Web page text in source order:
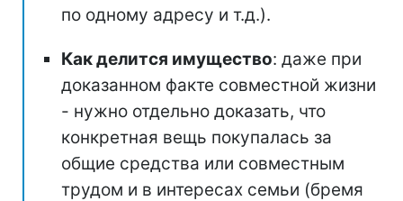
по одному адресу и т.д.).
Как делится имущество: даже при
доказанном факте совместной жизни
- нужно отдельно доказать, что
конкретная вещь покупалась за
общие средства или совместным
трудом и в интересах семьи (бремя